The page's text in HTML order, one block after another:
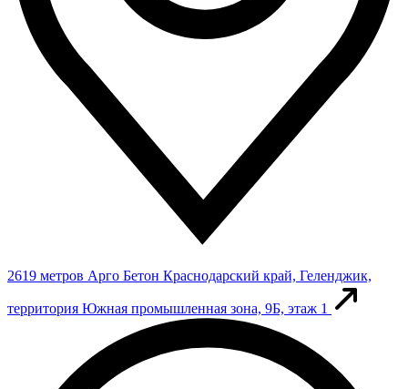
2619 метров Арго Бетон Краснодарский край, Геленджик,
территория Южная промышленная зона, 9Б, этаж 1